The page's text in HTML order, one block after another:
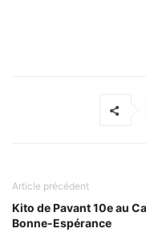
Article précédent
Kito de Pavant 10e au
Bonne-Espérance